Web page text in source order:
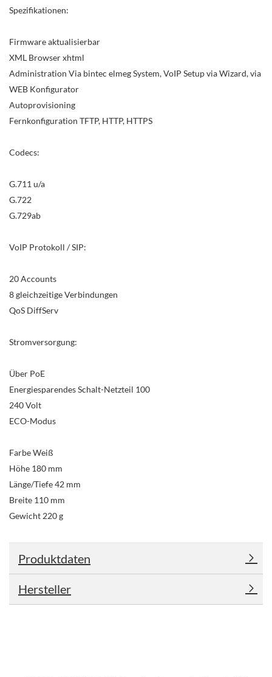
Spezifikationen:
Firmware aktualisierbar
XML Browser xhtml
Administration Via bintec elmeg System, VoIP Setup via Wizard, via
WEB Konfigurator
Autoprovisioning
Fernkonfiguration TFTP, HTTP, HTTPS
Codecs:
G.711 u/a
G.722
G.729ab
VoIP Protokoll / SIP:
20 Accounts
8 gleichzeitige Verbindungen
QoS DiffServ
Stromversorgung:
Über PoE
Energiesparendes Schalt-Netzteil 100
240 Volt
ECO-Modus
Farbe Weiß
Höhe 180 mm
Länge/Tiefe 42 mm
Breite 110 mm
Gewicht 220 g
Produktdaten
Hersteller